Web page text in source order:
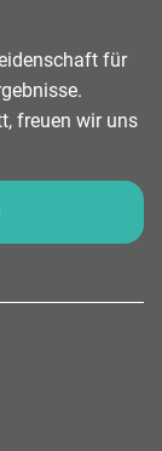
für
freuen wir uns